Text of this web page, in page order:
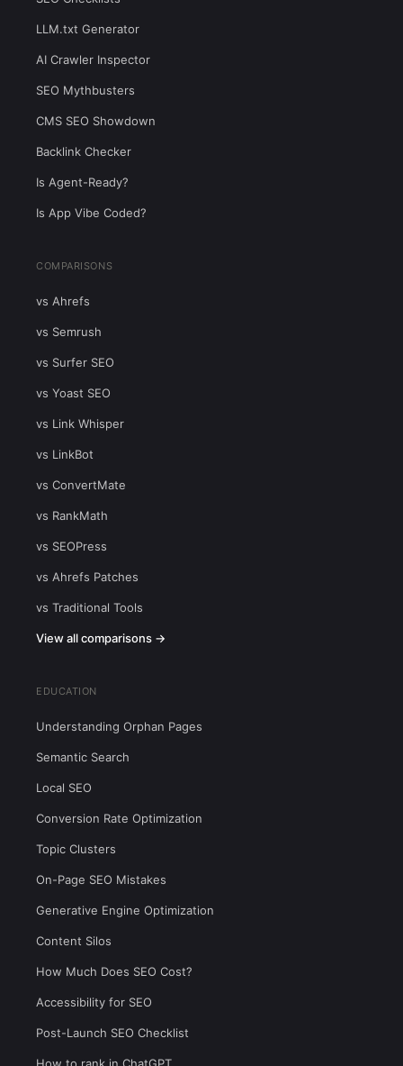
LLM.txt Generator
AI Crawler Inspector
SEO Mythbusters
CMS SEO Showdown
Backlink Checker
Is Agent-Ready?
Is App Vibe Coded?
COMPARISONS
vs Ahrefs
vs Semrush
vs Surfer SEO
vs Yoast SEO
vs Link Whisper
vs LinkBot
vs ConvertMate
vs RankMath
vs SEOPress
vs Ahrefs Patches
vs Traditional Tools
View all comparisons →
EDUCATION
Understanding Orphan Pages
Semantic Search
Local SEO
Conversion Rate Optimization
Topic Clusters
On-Page SEO Mistakes
Generative Engine Optimization
Content Silos
How Much Does SEO Cost?
Accessibility for SEO
Post-Launch SEO Checklist